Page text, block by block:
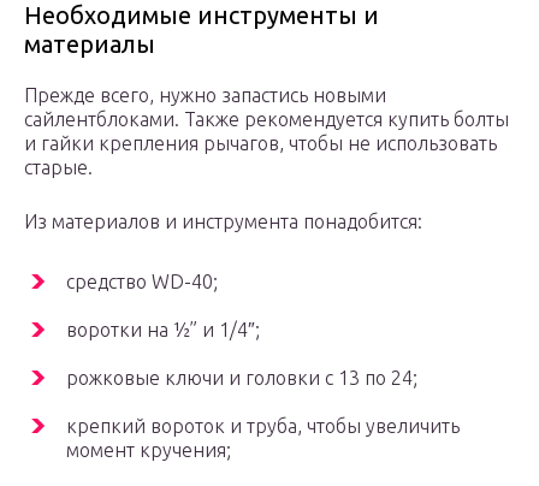
Необходимые инструменты и
материалы
Прежде всего, нужно запастись новыми
сайлентблоками. Также рекомендуется купить болты
и гайки крепления рычагов, чтобы не использовать
старые.
Из материалов и инструмента понадобится:
средство WD-40;
воротки на ½” и 1/4″;
рожковые ключи и головки с 13 по 24;
крепкий вороток и труба, чтобы увеличить
момент кручения;